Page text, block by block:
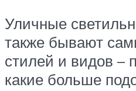
Уличные
также бывают
стилей и видов –
какие больше